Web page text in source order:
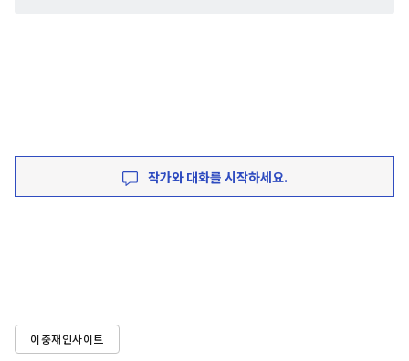
작가와 대화를 시작하세요.
이충재인사이트